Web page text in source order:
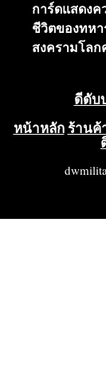
การ์ดแสดงค
ชีวิตของทหา
สงครามโลก
มีนาคม 1943
ดีดับ
หน้าหลัก ร้านค้